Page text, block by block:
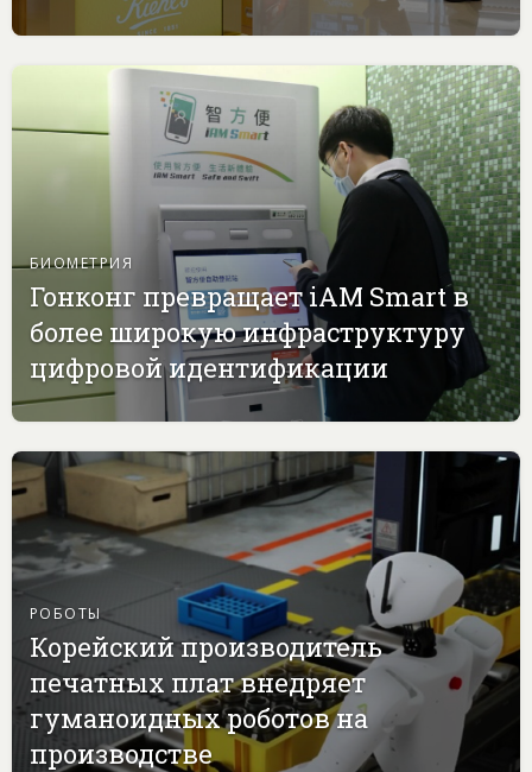
БИОМЕТРИЯ
Гонконг превращает iAM Smart в
более широкую инфраструктуру
цифровой идентификации
РОБОТЫ
Корейский производитель
печатных плат внедряет
гуманоидных роботов на
производстве